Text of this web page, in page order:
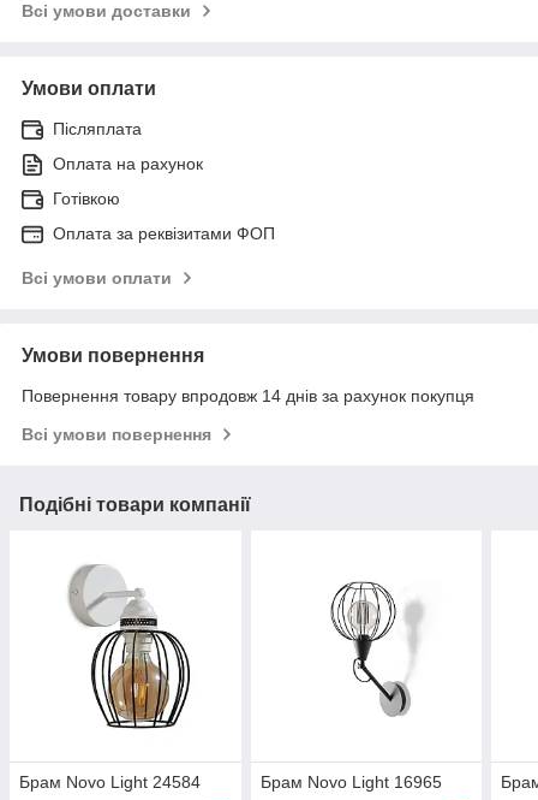
Всі умови доставки
Умови оплати
Післяплата
Оплата на рахунок
Готівкою
Оплата за реквізитами ФОП
Всі умови оплати
Умови повернення
Повернення товару впродовж 14 днів за рахунок покупця
Всі умови повернення
Подібні товари компанії
Брам Novo Light 24584 Брам Novo Light 16965